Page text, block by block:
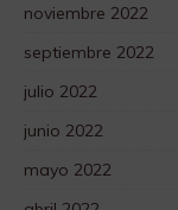
noviembre 2022
septiembre 2022
julio 2022
junio 2022
mayo 2022